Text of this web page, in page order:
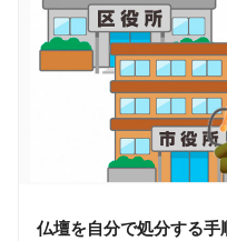
仏壇を自分で処分する手